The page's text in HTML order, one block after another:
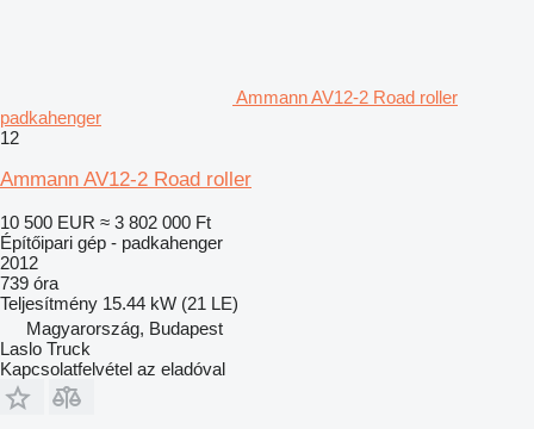
Ammann AV12-2 Road roller
padkahenger
12
Ammann AV12-2 Road roller
10 500 EUR ≈ 3 802 000 Ft
Építőipari gép - padkahenger
2012
739 óra
Teljesítmény 15.44 kW (21 LE)
Magyarország, Budapest
Laslo Truck
Kapcsolatfelvétel az eladóval